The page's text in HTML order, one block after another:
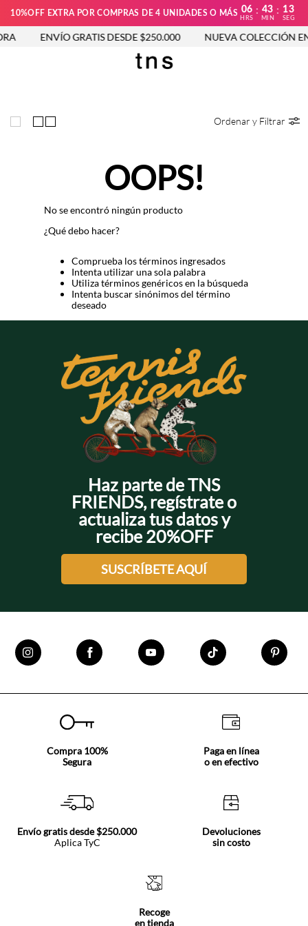
10%OFF EXTRA POR COMPRAS DE 4 UNIDADES O MÁS 06
HRS
: 43
MIN
: 13
SEG
ENVÍO GRATIS DESDE $250.000 NUEVA COLECCIÓN
Ordenar y Filtrar
OOPS!
No se encontró ningún producto
¿Qué debo hacer?
Comprueba los términos ingresados
Intenta utilizar una sola palabra
Utiliza términos genéricos en la búsqueda
Intenta buscar sinónimos del término
deseado
Haz parte de TNS
FRIENDS, regístrate o
actualiza tus datos y
recibe 20%OFF
SUSCRÍBETE AQUÍ
Compra 100%
Segura
Paga en línea
o en efectivo
Envío gratis desde $250.000
Aplica TyC
Devoluciones
sin costo
Recoge
en tienda